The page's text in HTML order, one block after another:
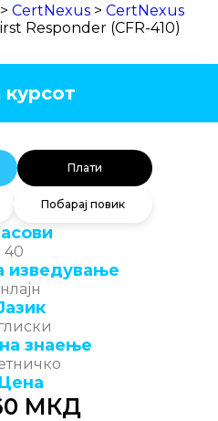
> CertNexus > CertNexus
Responder (CFR-410)
Плати
Побарај повик
40
изведување
знаење
Цена
МКД